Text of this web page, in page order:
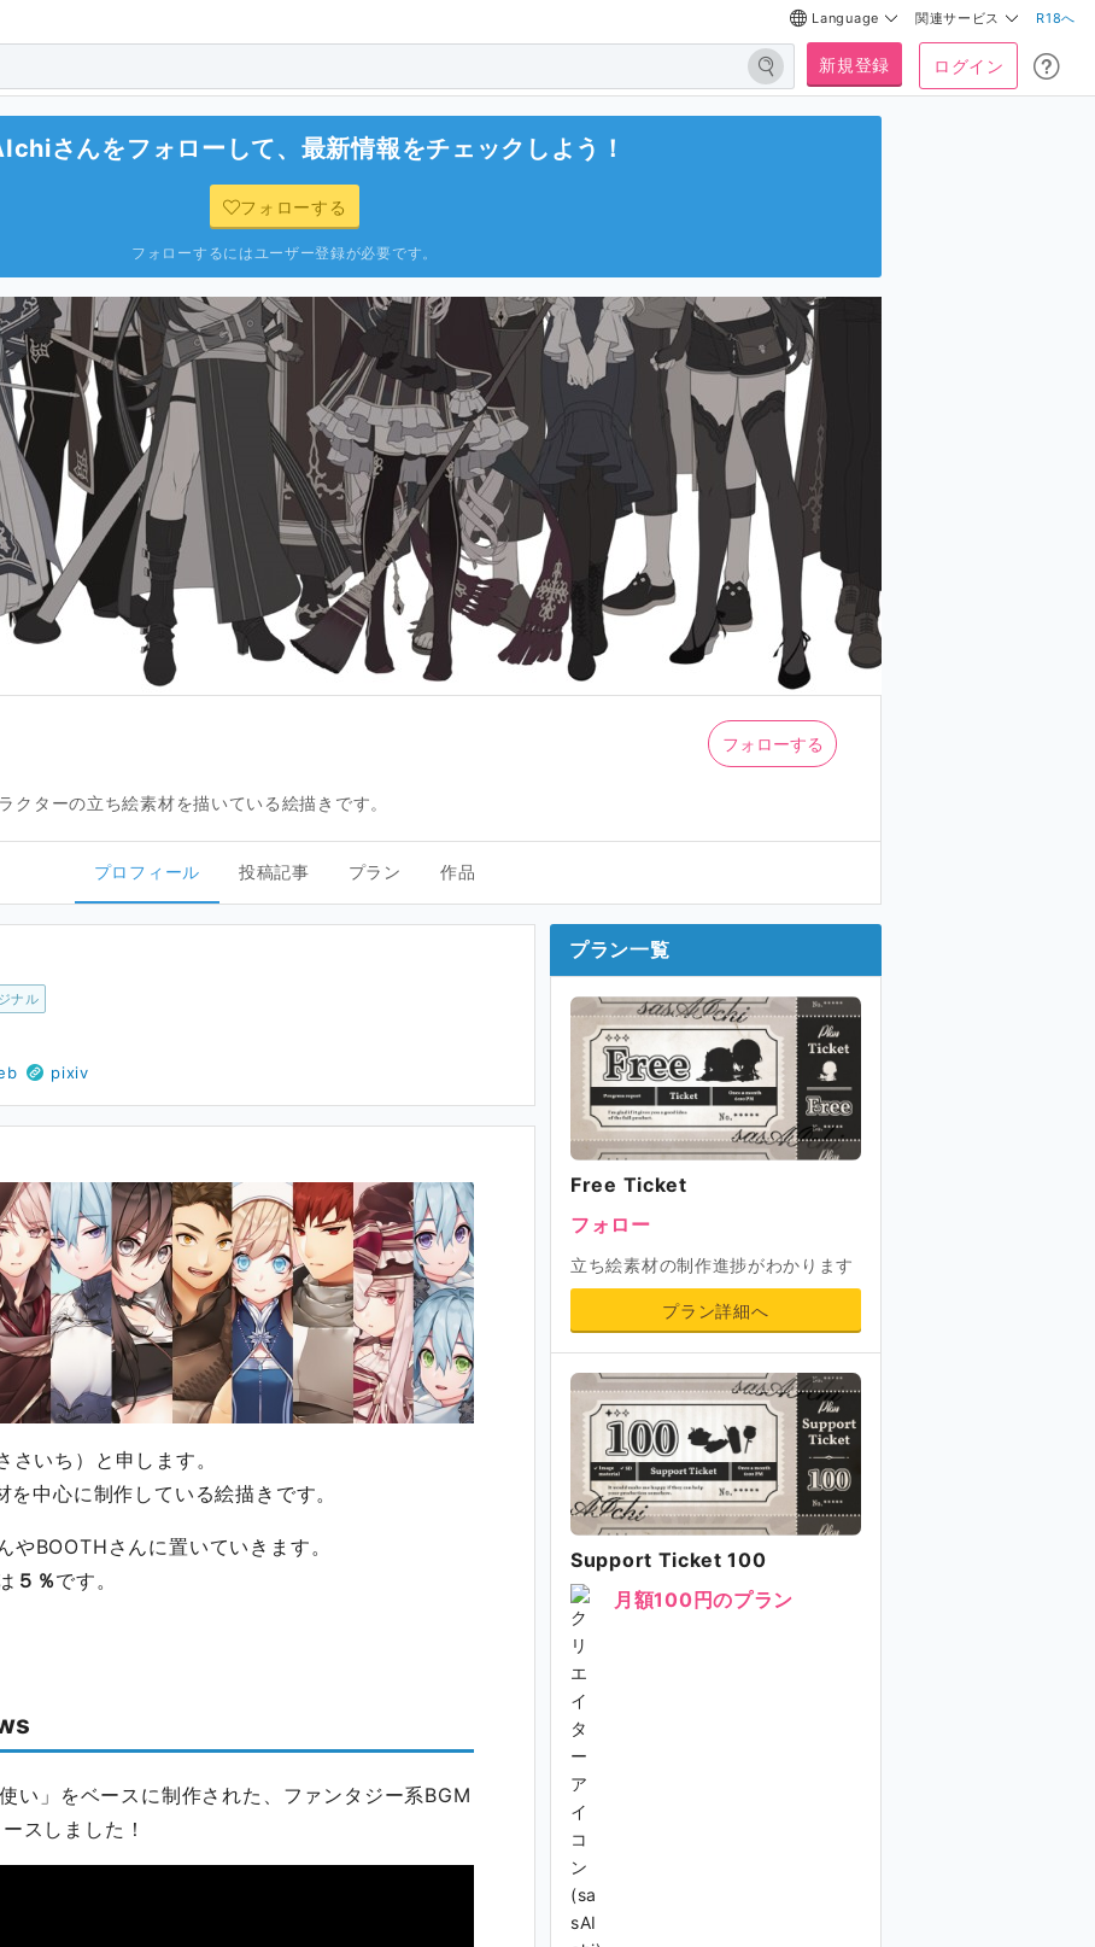
Language 関連サービス R18へ
新規登録 ログイン
さんをフォローして、最新情報をチェックしよう！
フォローする
フォローするにはユーザー登録が必要です。
クターの立ち絵素材を描いている絵描きです。
フォローする
プロフィール 投稿記事 プラン 作品
ナル
pixiv
いち）と申します。
中心に制作している絵描きです。
BOOTHさんに置いていきます。
５％です。
い」をベースに制作された、ファンタジー系BGM
スしました！
プラン一覧
Free Ticket
フォロー
立ち絵素材の制作進捗がわかります
プラン詳細へ
Support Ticket 100
月額100円のプラン